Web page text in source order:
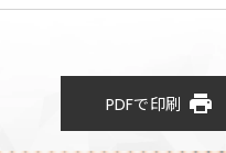
PDFで印刷 print